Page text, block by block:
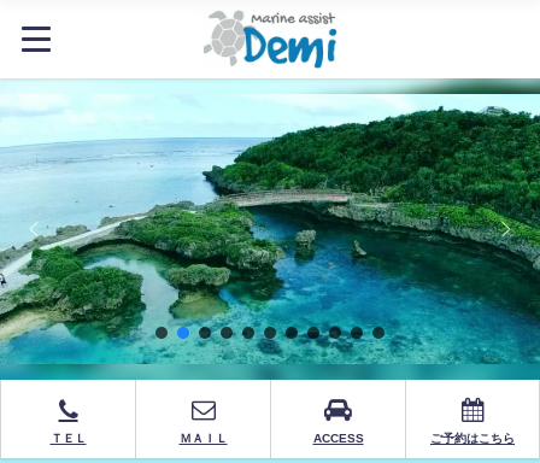
ＴＥＬ ＭＡＩＬ ACCESS ご予約はこちら